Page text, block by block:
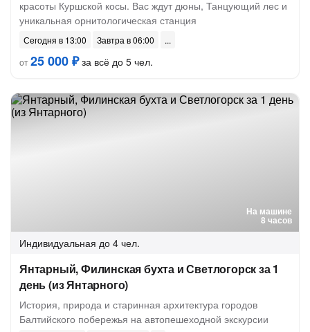
красоты Куршской косы. Вас ждут дюны, Танцующий лес и
уникальная орнитологическая станция
Сегодня в 13:00
Завтра в 06:00
от25 000 ₽за всё до 5 чел.
На машине
8 часов
Индивидуальная до 4 чел.
Янтарный, Филинская бухта и Светлогорск за 1
день (из Янтарного)
История, природа и старинная архитектура городов
Балтийского побережья на автопешеходной экскурсии